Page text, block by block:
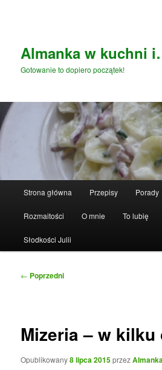
Almanka w kuchni
Gotowanie to dopiero początek!
Strona główna Przepisy Porady
Rozmaitości O mnie To lubię
Słodkości Julii
Nawigacja
← Poprzedni
Mizeria – w kilku
Opublikowany8 lipca 2015przez